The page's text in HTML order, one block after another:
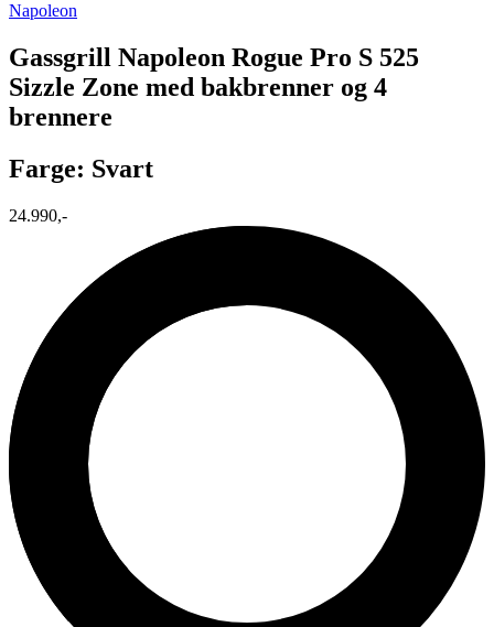
Napoleon
Gassgrill Napoleon Rogue Pro S 525
Sizzle Zone med bakbrenner og 4
brennere
Farge: Svart
24.990,-